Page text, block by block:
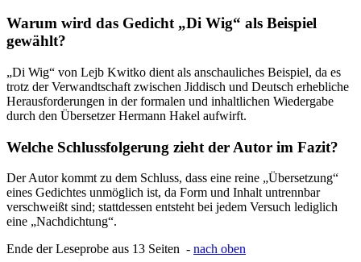
Warum wird das Gedicht „Di Wig“ als Beispiel
gewählt?
„Di Wig“ von Lejb Kwitko dient als anschauliches Beispiel, da es
trotz der Verwandtschaft zwischen Jiddisch und Deutsch erhebliche
Herausforderungen in der formalen und inhaltlichen Wiedergabe
durch den Übersetzer Hermann Hakel aufwirft.
Welche Schlussfolgerung zieht der Autor im Fazit?
Der Autor kommt zu dem Schluss, dass eine reine „Übersetzung“
eines Gedichtes unmöglich ist, da Form und Inhalt untrennbar
verschweißt sind; stattdessen entsteht bei jedem Versuch lediglich
eine „Nachdichtung“.
Ende der Leseprobe aus 13 Seiten - nach oben